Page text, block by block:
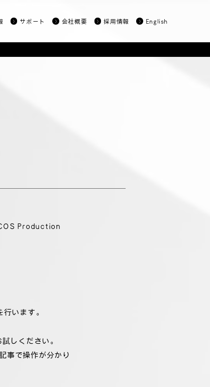
サポート 会社概要 採用情報 English
Production
います。
しください。
事で操作が分かり